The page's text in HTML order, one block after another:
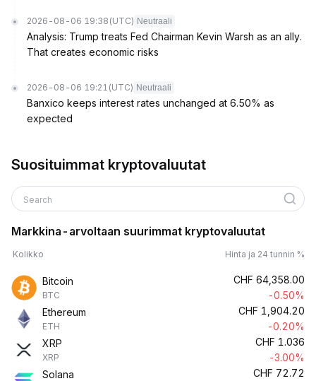
2026-08-06 19:38 (UTC) Neutraali
Analysis: Trump treats Fed Chairman Kevin Warsh as an ally.
That creates economic risks
2026-08-06 19:21 (UTC) Neutraali
Banxico keeps interest rates unchanged at 6.50% as
expected
Suosituimmat kryptovaluutat
Search
Markkina-arvoltaan suurimmat kryptovaluutat
Kolikko Hinta ja 24 tunnin %
Bitcoin
BTC
CHF 64,358.00
-0.50%
Ethereum
ETH
CHF 1,904.20
-0.20%
XRP
XRP
CHF 1.036
-3.00%
Solana
CHF 72.72